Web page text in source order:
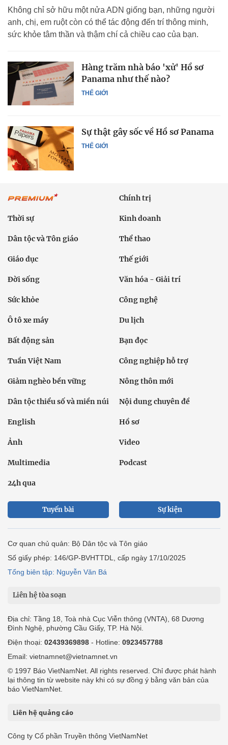
Không chỉ sở hữu một nửa ADN giống bạn, những người
anh, chị, em ruột còn có thể tác động đến trí thông minh,
sức khỏe tâm thần và thậm chí cả chiều cao của bạn.
THẾ GIỚI
Hàng trăm nhà báo 'xử' Hồ sơ
Panama như thế nào?
THẾ GIỚI
Sự thật gây sốc về Hồ sơ Panama
Chính trị
Thời sự Kinh doanh
Dân tộc và Tôn giáo Thể thao
Giáo dục Thế giới
Đời sống Văn hóa - Giải trí
Sức khỏe Công nghệ
Ô tô xe máy Du lịch
Bất động sản Bạn đọc
Tuần Việt Nam Công nghiệp hỗ trợ
Giảm nghèo bền vững Nông thôn mới
Dân tộc thiểu số và miền núi Nội dung chuyên đề
English Hồ sơ
Ảnh Video
Multimedia Podcast
24h qua
Tuyến bài Sự kiện
Cơ quan chủ quản: Bộ Dân tộc và Tôn giáo
Số giấy phép: 146/GP-BVHTTDL, cấp ngày 17/10/2025
Tổng biên tập: Nguyễn Văn Bá
Liên hệ tòa soạn
Địa chỉ: Tầng 18, Toà nhà Cục Viễn thông (VNTA), 68 Dương
Đình Nghệ, phường Cầu Giấy, TP. Hà Nội.
Điện thoại: 02439369898 - Hotline: 0923457788
Email: vietnamnet@vietnamnet.vn
© 1997 Báo VietNamNet. All rights reserved. Chỉ được phát hành
lại thông tin từ website này khi có sự đồng ý bằng văn bản của
báo VietNamNet.
Liên hệ quảng cáo
Công ty Cổ phần Truyền thông VietNamNet